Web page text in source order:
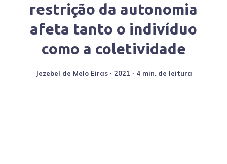
restrição da autonomia
afeta tanto o indivíduo
como a coletividade
Jezebel de Melo Eiras ∙ 2021 ∙ 4 min. de leitura